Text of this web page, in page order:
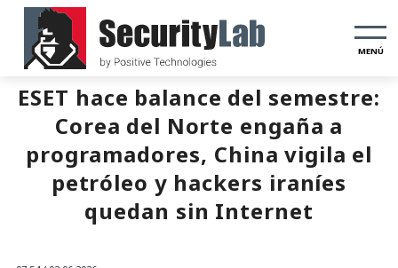
MENÚ
ESET hace balance del semestre:
Corea del Norte engaña a
programadores, China vigila el
petróleo y hackers iraníes
quedan sin Internet